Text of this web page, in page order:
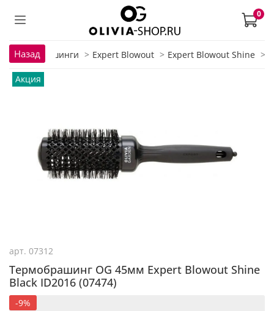
0
НазадБрашинги Expert Blowout Expert Blowout Shine
Акция
арт. 07312
Термобрашинг OG 45мм Expert Blowout Shine
Black ID2016 (07474)
-9%